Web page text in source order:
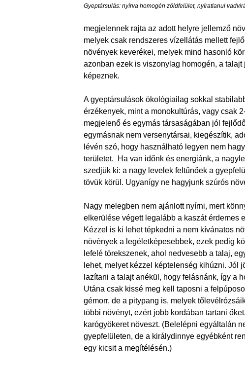
Gyeptársulás: nyírva homogén zöldfelület, nyíratlanul
megjelennek rajta az adott helyre jellemző
melyek csak rendszeres vízellátás mellett
növények keverékei, melyek mind hasonló
azonban ezek is viszonylag homogén, a
képeznek.
A gyeptársulások ökológiailag sokkal
érzékenyek, mint a monokultúrás, vagy csak
megjelenő és egymás társaságában jól
egymásnak nem versenytársai, kiegészítik,
lévén szó, hogy használható legyen nem
területet.
Ha van időnk és energiánk, a
szedjük ki: a nagy levelek feltűnőek a
tövük körül. Ugyanígy ne hagyjunk szúrós
Nagy melegben nem ajánlott nyírni, mert
elkerülése végett legalább a kaszát érdemes
Kézzel is ki lehet tépkedni a nem kívánatos
növények a legéletképesebbek, ezek pedig
lefelé törekszenek, ahol nedvesebb a talaj,
lehet, melyet kézzel képtelenség kihúzni. Jól
lazítani a talajt anékül, hogy felásnánk, így a
Utána csak kissé meg kell taposni a
gémorr, de a pitypang is, melyek
többi növényt, ezért jobb kordában tartani
karógyökeret növeszt. (Belelépni egyáltalán
gyepfelületen, de a királydinnye egyébként
egy kicsit a megítélésén.)